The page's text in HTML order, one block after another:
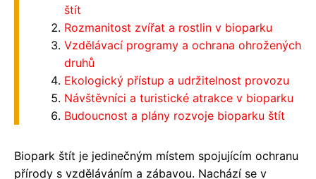
štít
Rozmanitost zvířat a rostlin v bioparku
Vzdělávací programy a ochrana ohrožených
druhů
Ekologický přístup a udržitelnost provozu
Návštěvníci a turistické atrakce v bioparku
Budoucnost a plány rozvoje bioparku štít
Biopark štít je jedinečným místem spojujícím ochranu
přírody s vzděláváním a zábavou. Nachází se v